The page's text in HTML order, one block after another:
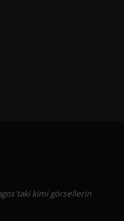
kimi görsellerin